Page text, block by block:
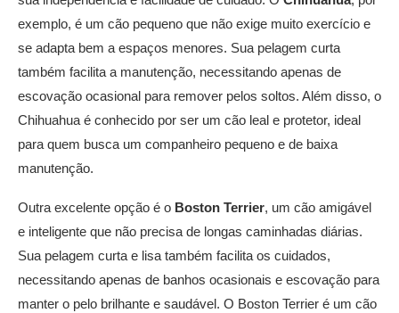
exemplo, é um cão pequeno que não exige muito exercício e
se adapta bem a espaços menores. Sua pelagem curta
também facilita a manutenção, necessitando apenas de
escovação ocasional para remover pelos soltos. Além disso, o
Chihuahua é conhecido por ser um cão leal e protetor, ideal
para quem busca um companheiro pequeno e de baixa
manutenção.
Outra excelente opção é o Boston Terrier, um cão amigável
e inteligente que não precisa de longas caminhadas diárias.
Sua pelagem curta e lisa também facilita os cuidados,
necessitando apenas de banhos ocasionais e escovação para
manter o pelo brilhante e saudável. O Boston Terrier é um cão